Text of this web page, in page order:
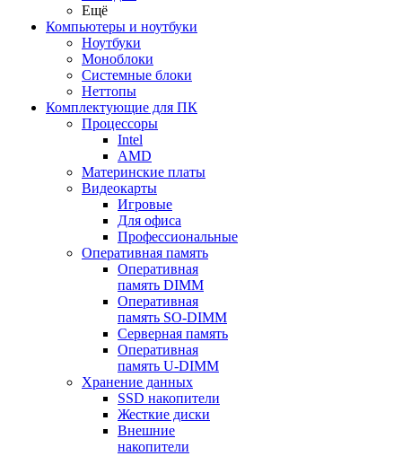
Ещё
Компьютеры и ноутбуки
Ноутбуки
Моноблоки
Системные блоки
Неттопы
Комплектующие для ПК
Процессоры
Intel
AMD
Материнские платы
Видеокарты
Игровые
Для офиса
Профессиональные
Оперативная память
Оперативная
память DIMM
Оперативная
память SO-DIMM
Серверная память
Оперативная
память U-DIMM
Хранение данных
SSD накопители
Жесткие диски
Внешние
накопители